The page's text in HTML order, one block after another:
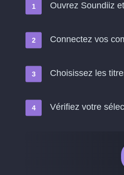
Ouvrez Soundiiz
Connectez vos
Choisissez les
Vérifiez votre